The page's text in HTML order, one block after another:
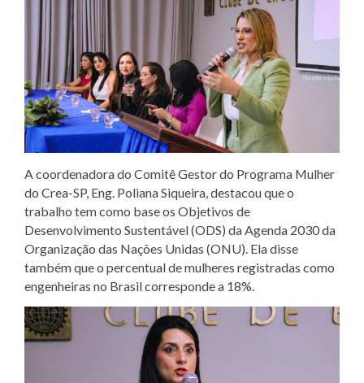
A coordenadora do Comitê Gestor do Programa Mulher
do Crea-SP, Eng. Poliana Siqueira, destacou que o
trabalho tem como base os Objetivos de
Desenvolvimento Sustentável (ODS) da Agenda 2030 da
Organização das Nações Unidas (ONU). Ela disse
também que o percentual de mulheres registradas como
engenheiras no Brasil corresponde a 18%.